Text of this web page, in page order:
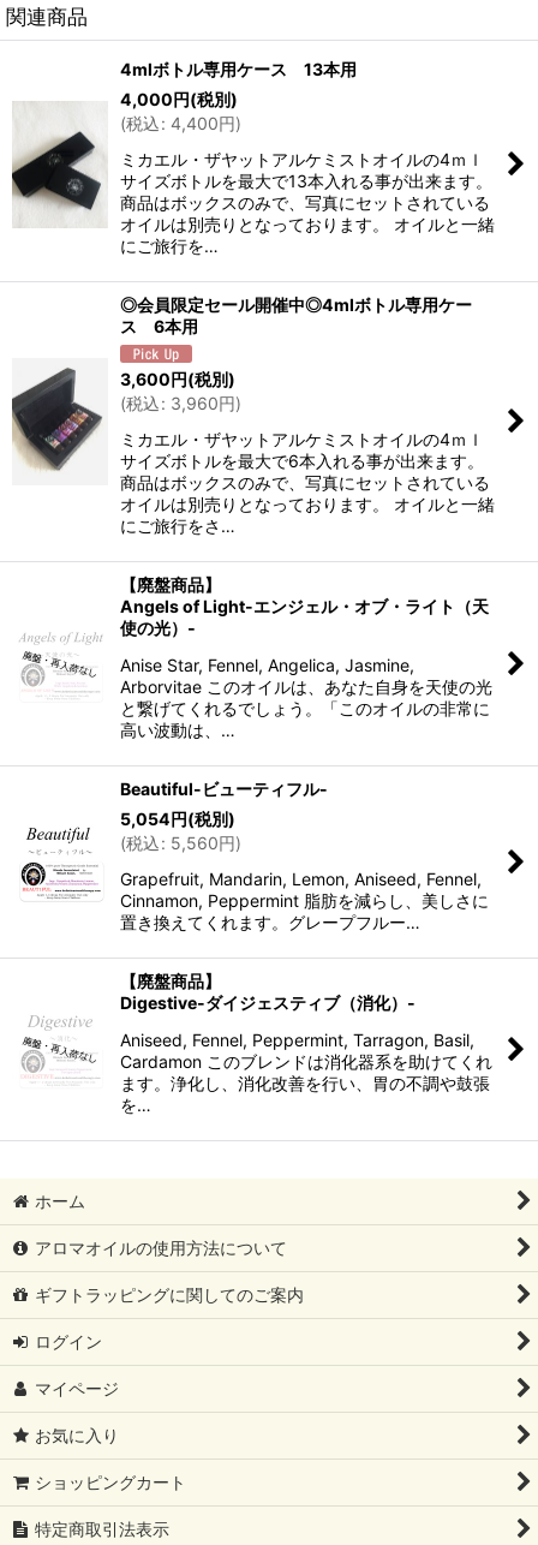
関連商品
4mlボトル専用ケース 13本用
4,000円(税別)
(税込: 4,400円)
ミカエル・ザヤットアルケミストオイルの4ｍｌ
サイズボトルを最大で13本入れる事が出来ます。
商品はボックスのみで、写真にセットされている
オイルは別売りとなっております。 オイルと一緒
にご旅行を…
◎会員限定セール開催中◎4mlボトル専用ケー
ス 6本用
3,600円(税別)
(税込: 3,960円)
ミカエル・ザヤットアルケミストオイルの4ｍｌ
サイズボトルを最大で6本入れる事が出来ます。
商品はボックスのみで、写真にセットされている
オイルは別売りとなっております。 オイルと一緒
にご旅行をさ…
【廃盤商品】
Angels of Light-エンジェル・オブ・ライト（天
使の光）‐
Anise Star, Fennel, Angelica, Jasmine,
Arborvitae このオイルは、あなた自身を天使の光
と繋げてくれるでしょう。「このオイルの非常に
高い波動は、…
Beautiful-ビューティフル-
5,054円(税別)
(税込: 5,560円)
Grapefruit, Mandarin, Lemon, Aniseed, Fennel,
Cinnamon, Peppermint 脂肪を減らし、美しさに
置き換えてくれます。グレープフルー…
【廃盤商品】
Digestive-ダイジェスティブ（消化）-
Aniseed, Fennel, Peppermint, Tarragon, Basil,
Cardamon このブレンドは消化器系を助けてくれ
ます。浄化し、消化改善を行い、胃の不調や鼓張
を…
ホーム
アロマオイルの使用方法について
ギフトラッピングに関してのご案内
ログイン
マイページ
お気に入り
ショッピングカート
特定商取引法表示